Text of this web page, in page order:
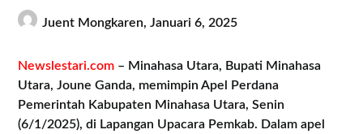
Juent Mongkaren,Januari 6, 2025
Newslestari.com – Minahasa Utara, Bupati Minahasa
Utara, Joune Ganda, memimpin Apel Perdana
Pemerintah Kabupaten Minahasa Utara, Senin
(6/1/2025), di Lapangan Upacara Pemkab. Dalam apel